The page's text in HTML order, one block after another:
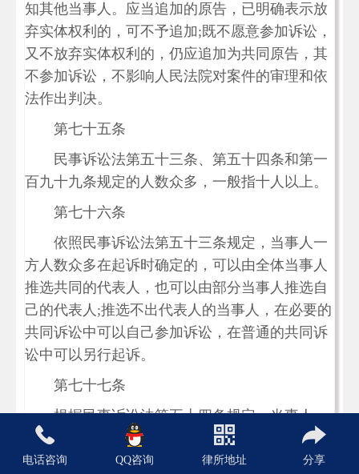
知其他当事人。应当追加的原告，已明确表示放
弃实体权利的，可不予追加;既不愿意参加诉讼，
又不放弃实体权利的，仍应追加为共同原告，其
不参加诉讼，不影响人民法院对案件的审理和依
法作出判决。
第七十五条
民事诉讼法第五十三条、第五十四条和第一
百九十九条规定的人数众多，一般指十人以上。
第七十六条
依照民事诉讼法第五十三条规定，当事人一
方人数众多在起诉时确定的，可以由全体当事人
推选共同的代表人，也可以由部分当事人推选自
己的代表人;推选不出代表人的当事人，在必要的
共同诉讼中可以自己参加诉讼，在普通的共同诉
讼中可以另行起诉。
第七十七条
根据民事诉讼法第五十四条规定，当事人一
方人数众多在起诉时不确定的，由当事人推选代
表人。当事人推选不出的，可以由人民法院提出
电话咨询 QQ咨询 律所地址 分享